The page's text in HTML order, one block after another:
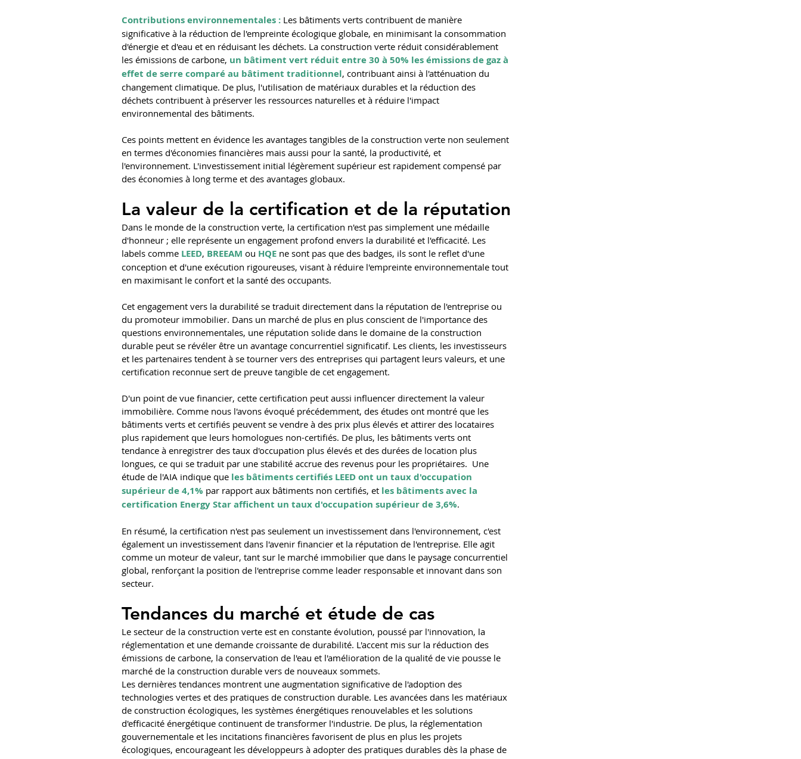
Contributions environnementales : Les bâtiments verts contribuent de manière
significative à la réduction de l'empreinte écologique globale, en minimisant la consommation
d'énergie et d'eau et en réduisant les déchets. La construction verte réduit considérablement
les émissions de carbone, un bâtiment vert réduit entre 30 à 50% les émissions de gaz à
effet de serre comparé au bâtiment traditionnel, contribuant ainsi à l'atténuation du
changement climatique. De plus, l'utilisation de matériaux durables et la réduction des
déchets contribuent à préserver les ressources naturelles et à réduire l'impact
environnemental des bâtiments.
Ces points mettent en évidence les avantages tangibles de la construction verte non seulement
en termes d'économies financières mais aussi pour la santé, la productivité, et
l'environnement. L'investissement initial légèrement supérieur est rapidement compensé par
des économies à long terme et des avantages globaux.
La valeur de la certification et de la réputation
Dans le monde de la construction verte, la certification n'est pas simplement une médaille
d'honneur ; elle représente un engagement profond envers la durabilité et l'efficacité. Les
labels comme LEED, BREEAM ou HQE ne sont pas que des badges, ils sont le reflet d'une
conception et d'une exécution rigoureuses, visant à réduire l'empreinte environnementale tout
en maximisant le confort et la santé des occupants.
Cet engagement vers la durabilité se traduit directement dans la réputation de l'entreprise ou
du promoteur immobilier. Dans un marché de plus en plus conscient de l'importance des
questions environnementales, une réputation solide dans le domaine de la construction
durable peut se révéler être un avantage concurrentiel significatif. Les clients, les investisseurs
et les partenaires tendent à se tourner vers des entreprises qui partagent leurs valeurs, et une
certification reconnue sert de preuve tangible de cet engagement.
D'un point de vue financier, cette certification peut aussi influencer directement la valeur
immobilière. Comme nous l'avons évoqué précédemment, des études ont montré que les
bâtiments verts et certifiés peuvent se vendre à des prix plus élevés et attirer des locataires
plus rapidement que leurs homologues non-certifiés. De plus, les bâtiments verts ont
tendance à enregistrer des taux d'occupation plus élevés et des durées de location plus
longues, ce qui se traduit par une stabilité accrue des revenus pour les propriétaires.  Une
étude de l'AIA indique que les bâtiments certifiés LEED ont un taux d'occupation
supérieur de 4,1% par rapport aux bâtiments non certifiés, et les bâtiments avec la
certification Energy Star affichent un taux d'occupation supérieur de 3,6%​.
En résumé, la certification n'est pas seulement un investissement dans l'environnement, c'est
également un investissement dans l'avenir financier et la réputation de l'entreprise. Elle agit
comme un moteur de valeur, tant sur le marché immobilier que dans le paysage concurrentiel
global, renforçant la position de l'entreprise comme leader responsable et innovant dans son
secteur.
Tendances du marché et étude de cas
Le secteur de la construction verte est en constante évolution, poussé par l'innovation, la
réglementation et une demande croissante de durabilité. L'accent mis sur la réduction des
émissions de carbone, la conservation de l'eau et l'amélioration de la qualité de vie pousse le
marché de la construction durable vers de nouveaux sommets.
Les dernières tendances montrent une augmentation significative de l'adoption des
technologies vertes et des pratiques de construction durable. Les avancées dans les matériaux
de construction écologiques, les systèmes énergétiques renouvelables et les solutions
d'efficacité énergétique continuent de transformer l'industrie. De plus, la réglementation
gouvernementale et les incitations financières favorisent de plus en plus les projets
écologiques, encourageant les développeurs à adopter des pratiques durables dès la phase de